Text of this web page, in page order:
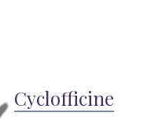
Cyclofficine